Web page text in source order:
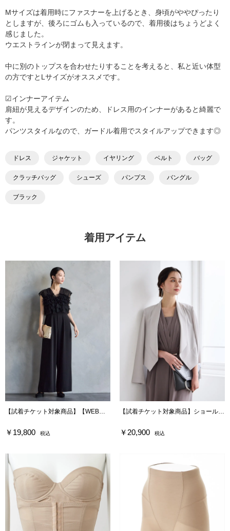
Mサイズは着用時にファスナーを上げるとき、身頃がややぴったり
としますが、後ろにゴムも入っているので、着用後はちょうどよく
感じました。
ウエストラインが閉まって見えます。
中に別のトップスを合わせたりすることを考えると、私と近い体型
の方ですとLサイズがオススメです。
☑︎インナーアイテム
肩紐が見えるデザインのため、ドレス用のインナーがあると綺麗で
す。
パンツスタイルなので、ガードル着用でスタイルアップできます◎
ドレス ジャケット イヤリング ベルト バッグ
クラッチバッグ シューズ パンプス バングル
ブラック
着用アイテム
【試着チケット対象商品】【WEB限定】チュールフリルブラウス×キャミソールオールインワンセットドレス
￥19,800 税込
【試着チケット対象商品】ショールカラージャケット
￥20,900 税込